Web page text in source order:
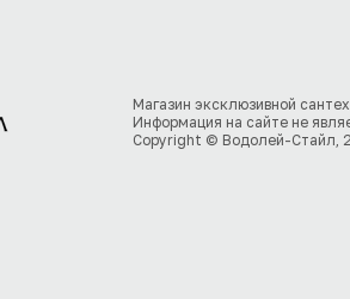
Магазин эксклюзивной
Информация на сайте не
Copyright © Водолей-Стайл,